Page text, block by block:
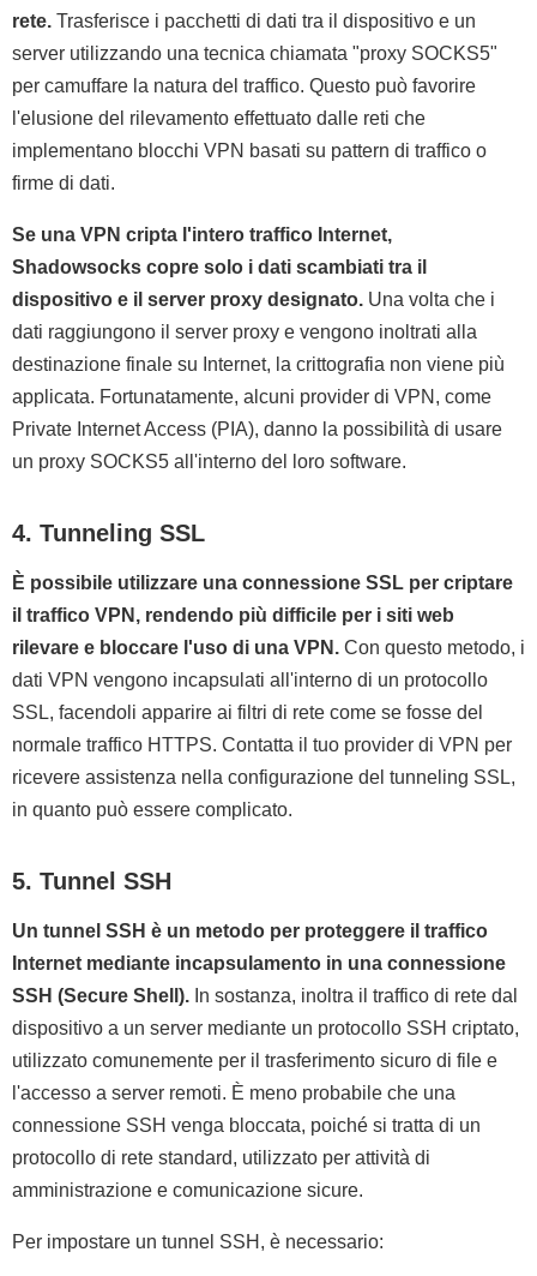
rete. Trasferisce i pacchetti di dati tra il dispositivo e un
server utilizzando una tecnica chiamata "proxy SOCKS5"
per camuffare la natura del traffico. Questo può favorire
l'elusione del rilevamento effettuato dalle reti che
implementano blocchi VPN basati su pattern di traffico o
firme di dati.
Se una VPN cripta l'intero traffico Internet,
Shadowsocks copre solo i dati scambiati tra il
dispositivo e il server proxy designato. Una volta che i
dati raggiungono il server proxy e vengono inoltrati alla
destinazione finale su Internet, la crittografia non viene più
applicata. Fortunatamente, alcuni provider di VPN, come
Private Internet Access (PIA), danno la possibilità di usare
un proxy SOCKS5 all'interno del loro software.
4. Tunneling SSL
È possibile utilizzare una connessione SSL per criptare
il traffico VPN, rendendo più difficile per i siti web
rilevare e bloccare l'uso di una VPN. Con questo metodo, i
dati VPN vengono incapsulati all'interno di un protocollo
SSL, facendoli apparire ai filtri di rete come se fosse del
normale traffico HTTPS. Contatta il tuo provider di VPN per
ricevere assistenza nella configurazione del tunneling SSL,
in quanto può essere complicato.
5. Tunnel SSH
Un tunnel SSH è un metodo per proteggere il traffico
Internet mediante incapsulamento in una connessione
SSH (Secure Shell). In sostanza, inoltra il traffico di rete dal
dispositivo a un server mediante un protocollo SSH criptato,
utilizzato comunemente per il trasferimento sicuro di file e
l'accesso a server remoti. È meno probabile che una
connessione SSH venga bloccata, poiché si tratta di un
protocollo di rete standard, utilizzato per attività di
amministrazione e comunicazione sicure.
Per impostare un tunnel SSH, è necessario: